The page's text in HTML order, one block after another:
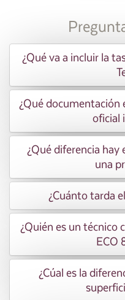
¿Qué va a incluir la
¿Qué documentación
oficial
¿Qué diferencia
una
¿Cuánto tarda
¿Quién es un técnico
ECO
¿Cúal es la